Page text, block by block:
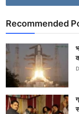
Recommended